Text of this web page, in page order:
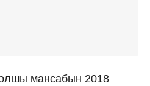
мансабын 2018